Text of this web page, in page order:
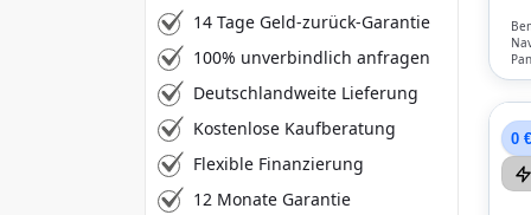
14 Tage Geld-zurück-Garantie
100% unverbindlich anfragen
Deutschlandweite Lieferung
Kostenlose Kaufberatung
Flexible Finanzierung
12 Monate Garantie
0